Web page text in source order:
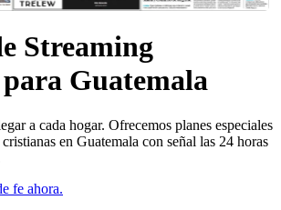
Streaming
Guatemala
a cada hogar. Ofrecemos planes especiales
en Guatemala con señal las 24 horas
fe ahora.